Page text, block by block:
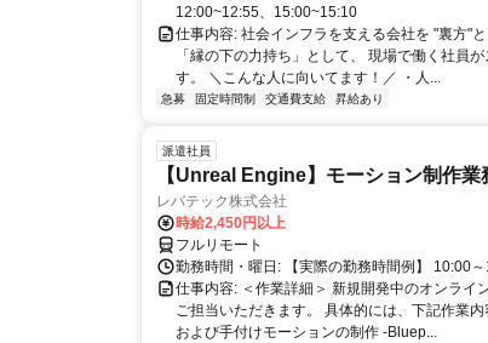
12:00~12:55、15:00~15:10
仕事内容: 社会インフラを支える会社を "裏方"
「縁の下の力持ち」として、 現場で働く社員
す。 ＼こんな人に向いてます！／ ・人...
急募 固定時間制 交通費支給 昇給あり
派遣社員
【Unreal Engine】モーション制作
レバテック株式会社
時給2,450円以上
フルリモート
勤務時間・曜日: 【実際の勤務時間例】 10:00
仕事内容: ＜作業詳細＞ 新規開発中のオンライ
ご担当いただきます。 具体的には、下記作業
および手付けモーションの制作 -Bluep...